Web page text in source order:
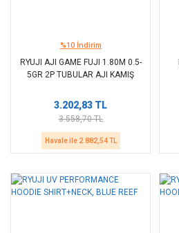
%10 İndirim
RYUJI AJI GAME FUJI 1.80M 0.5-
5GR 2P TUBULAR AJI KAMIŞ
3.202,83 TL
3.558,70 TL
Havale ile 2.882,54 TL